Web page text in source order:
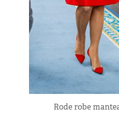
Rode robe